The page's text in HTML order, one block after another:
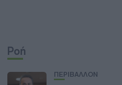
Ροή
ΠΕΡΙΒΑΛΛΟΝ